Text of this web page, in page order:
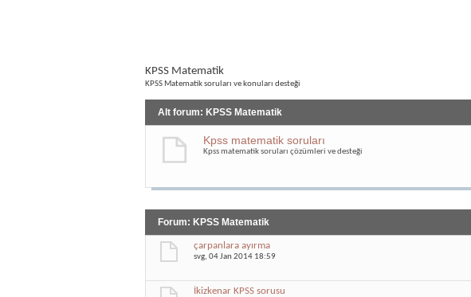
KPSS Matematik
KPSS Matematik soruları ve konuları desteği
Alt forum: KPSS Matematik
Kpss matematik soruları
Kpss matematik soruları çözümleri ve desteği
Forum: KPSS Matematik
çarpanlara ayırma
svg, 04 Jan 2014 18:59
İkizkenar KPSS sorusu